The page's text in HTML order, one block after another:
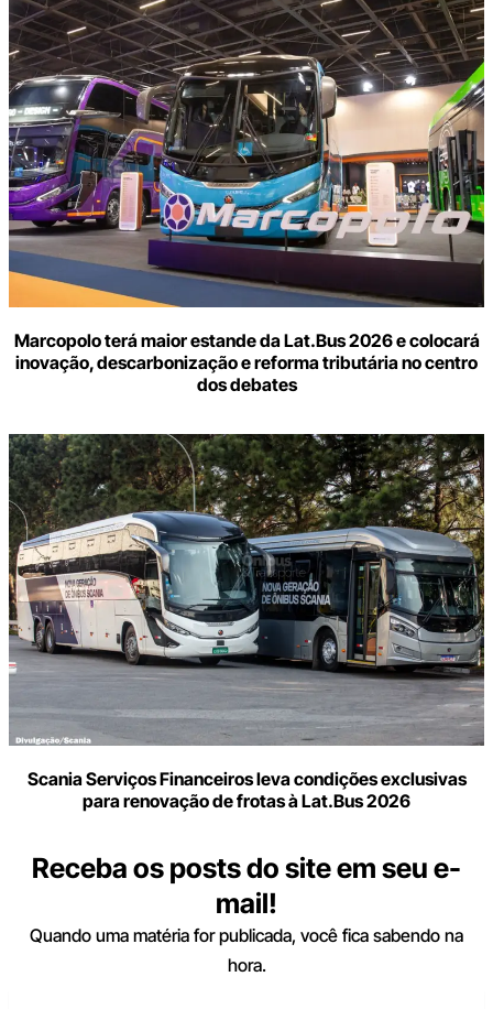
Marcopolo terá maior estande da Lat.Bus 2026 e colocará
inovação, descarbonização e reforma tributária no centro
dos debates
Scania Serviços Financeiros leva condições exclusivas
para renovação de frotas à Lat.Bus 2026
Receba os posts do site em seu e-
mail!
Quando uma matéria for publicada, você fica sabendo na
hora.